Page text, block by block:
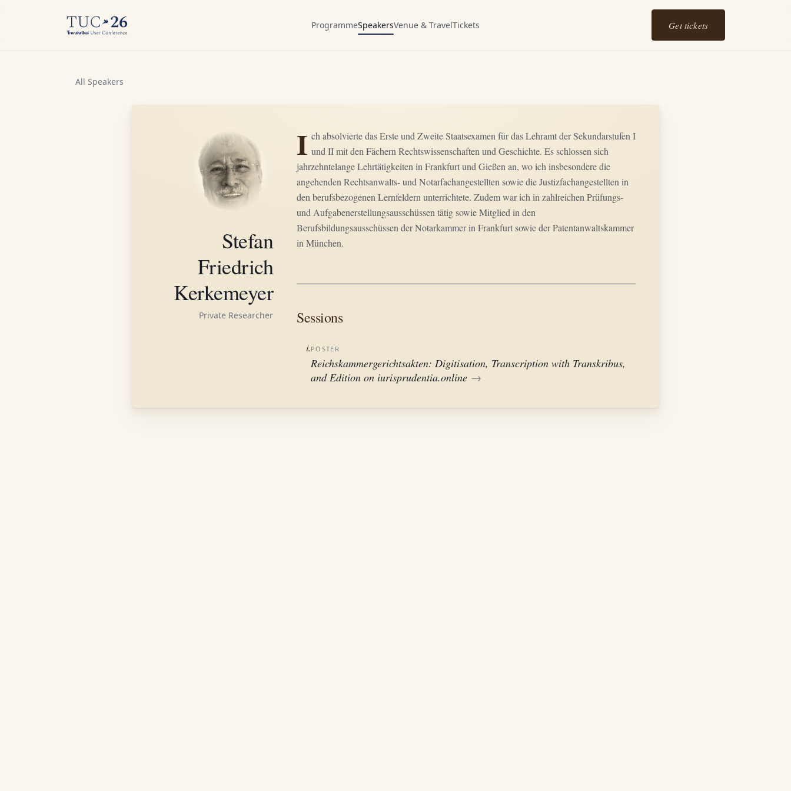
ProgrammeSpeakersVenue & TravelTickets Get tickets
All Speakers
Stefan
Friedrich
Kerkemeyer
Private Researcher
I ch absolvierte das Erste und Zweite Staatsexamen für das Lehramt der Sekundarstufen I
und II mit den Fächern Rechtswissenschaften und Geschichte. Es schlossen sich
jahrzehntelange Lehrtätigkeiten in Frankfurt und Gießen an, wo ich insbesondere die
angehenden Rechtsanwalts- und Notarfachangestellten sowie die Justizfachangestellten in
den berufsbezogenen Lernfeldern unterrichtete. Zudem war ich in zahlreichen Prüfungs-
und Aufgabenerstellungsausschüssen tätig sowie Mitglied in den
Berufsbildungsausschüssen der Notarkammer in Frankfurt sowie der Patentanwaltskammer
in München.
Sessions
i. POSTER
Reichskammergerichtsakten: Digitisation, Transcription with Transkribus,
and Edition on iurisprudentia.online →